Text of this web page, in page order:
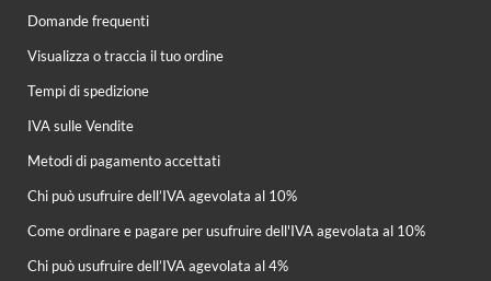
Domande frequenti
Visualizza o traccia il tuo ordine
Tempi di spedizione
IVA sulle Vendite
Metodi di pagamento accettati
Chi può usufruire dell’IVA agevolata al 10%
Come ordinare e pagare per usufruire dell'IVA agevolata al 10%
Chi può usufruire dell’IVA agevolata al 4%